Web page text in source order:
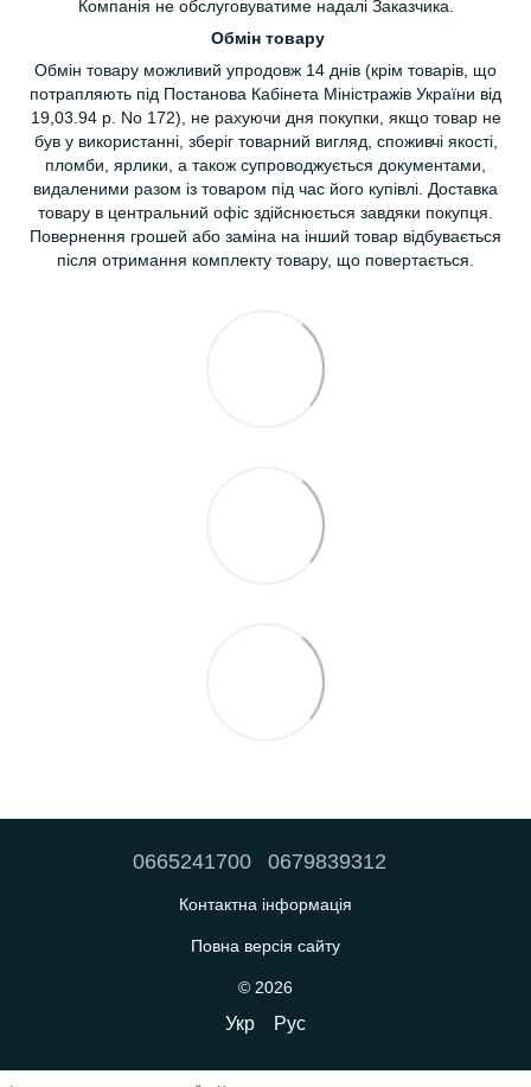
Компанія не обслуговуватиме надалі Заказчика.
Обмін товару
Обмін товару можливий упродовж 14 днів (крім товарів, що
потрапляють під Постанова Кабінета Міністражів України від
19,03.94 р. No 172), не рахуючи дня покупки, якщо товар не
був у використанні, зберіг товарний вигляд, споживчі якості,
пломби, ярлики, а також супроводжується документами,
видаленими разом із товаром під час його купівлі. Доставка
товару в центральний офіс здійснюється завдяки покупця.
Повернення грошей або заміна на інший товар відбувається
після отримання комплекту товару, що повертається.
0665241700 0679839312
Контактна інформація
Повна версія сайту
© 2026
Укр Рус